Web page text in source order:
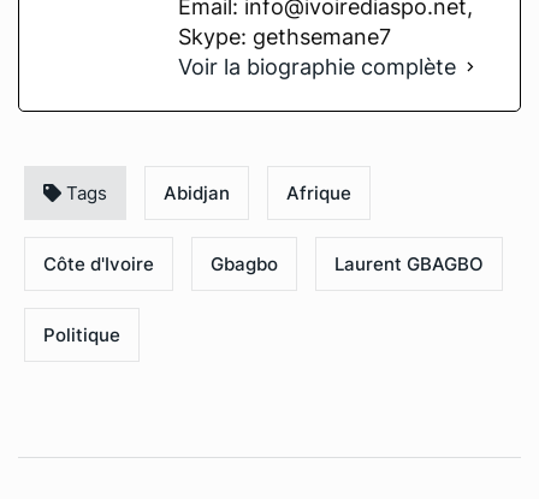
Email: info@ivoirediaspo.net,
Skype: gethsemane7
Voir la biographie complète
Tags Abidjan Afrique
Côte d'Ivoire Gbagbo Laurent GBAGBO
Politique